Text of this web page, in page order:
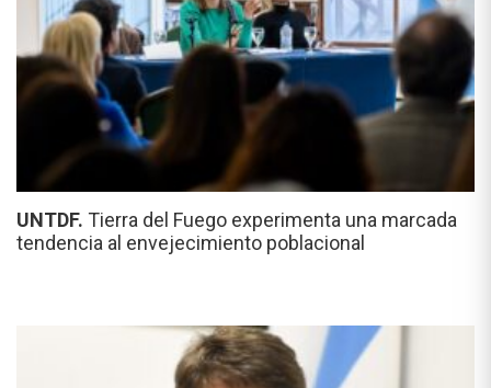
UNTDF. Tierra del Fuego experimenta una marcada
tendencia al envejecimiento poblacional